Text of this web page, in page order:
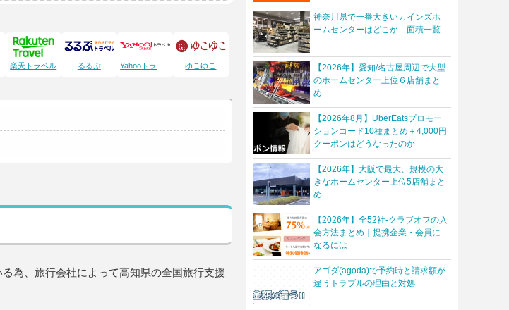
楽天トラベル るるぶ ゆこゆこ
為、旅行会社によって高知県の全国旅行支援
神奈川県で一番大きいカインズホ
ームセンターはどこか…面積一覧
【2026年】愛知/名古屋周辺で大型
のホームセンター上位６店舗まと
め
【2026年8月】UberEatsプロモー
ションコード10種まとめ＋4,000円
クーポンはどうなったのか
【2026年】大阪で最大、規模の大
きなホームセンター上位5店舗まと
め
【2026年】全52社-クラブオフの入
会方法まとめ｜提携企業・会員に
なるには
アゴダ(agoda)で予約時と請求額が
違うトラブルの理由と対処